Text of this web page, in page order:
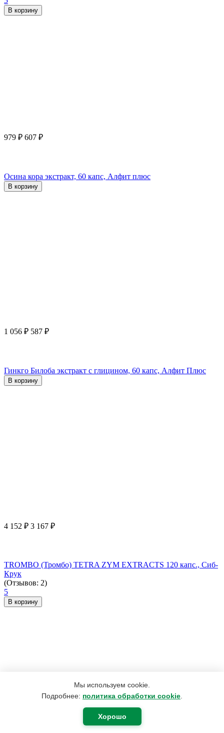
Мы используем cookie.
Подробнее: политика обработки cookie
Хорошо
В корзину
979 ₽ 607 ₽
Осина кора экстракт, 60 капс, Алфит плюс
В корзину
1 056 ₽ 587 ₽
Гинкго Билоба экстракт с глицином, 60 капс, Алфит Плюс
В корзину
4 152 ₽ 3 167 ₽
TROMBO (Тромбо) TETRA ZYM EXTRACTS 120 капс., Сиб-
Крук
(Отзывов: 2)
5
В корзину